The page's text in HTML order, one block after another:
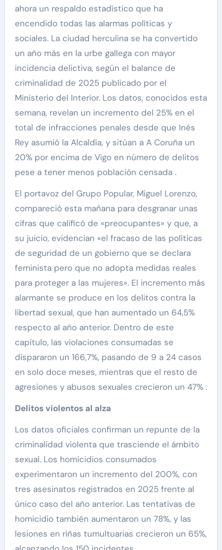
ahora un respaldo estadístico que ha
encendido todas las alarmas políticas y
sociales. La ciudad herculina se ha convertido
un año más en la urbe gallega con mayor
incidencia delictiva, según el balance de
criminalidad de 2025 publicado por el
Ministerio del Interior. Los datos, conocidos esta
semana, revelan un incremento del 25% en el
total de infracciones penales desde que Inés
Rey asumió la Alcaldía, y sitúan a A Coruña un
20% por encima de Vigo en número de delitos
pese a tener menos población censada .
El portavoz del Grupo Popular, Miguel Lorenzo,
compareció esta mañana para desgranar unas
cifras que calificó de «preocupantes» y que, a
su juicio, evidencian «el fracaso de las políticas
de seguridad de un gobierno que se declara
feminista pero que no adopta medidas reales
para proteger a las mujeres». El incremento más
alarmante se produce en los delitos contra la
libertad sexual, que han aumentado un 64,5%
respecto al año anterior. Dentro de este
capítulo, las violaciones consumadas se
dispararon un 166,7%, pasando de 9 a 24 casos
en solo doce meses, mientras que el resto de
agresiones y abusos sexuales crecieron un 47% .
Delitos violentos al alza
Los datos oficiales confirman un repunte de la
criminalidad violenta que trasciende el ámbito
sexual. Los homicidios consumados
experimentaron un incremento del 200%, con
tres asesinatos registrados en 2025 frente al
único caso del año anterior. Las tentativas de
homicidio también aumentaron un 78%, y las
lesiones en riñas tumultuarias crecieron un 65%,